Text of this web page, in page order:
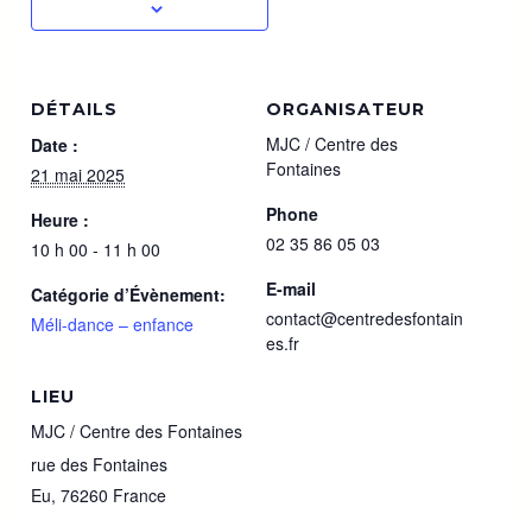
DÉTAILS
Date :
21 mai 2025
Heure :
10 h 00 - 11 h 00
Catégorie d’Évènement:
Méli-dance – enfance
LIEU
MJC / Centre des Fontaines
rue des Fontaines
Eu, 76260 France
ORGANISATEUR
MJC / Centre des
Fontaines
Phone
02 35 86 05 03
E-mail
contact@centredesfontain
es.fr